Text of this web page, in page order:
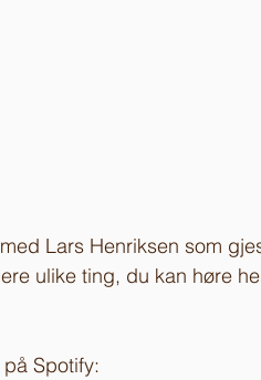
Lars Henriksen som
ulike ting, du kan høre
Spotify: